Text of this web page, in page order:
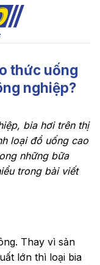
thức uống
nghiệp?
bia hơi trên thị
loại đồ uống cao
những bữa
trong bài viết
Thay vì sản
lớn thì loại bia